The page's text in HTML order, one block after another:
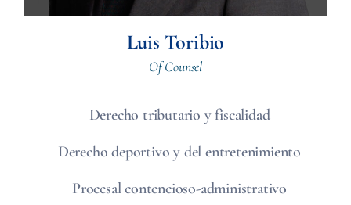
Luis Toribio
Of Counsel
Derecho tributario y fiscalidad
Derecho deportivo y del entretenimiento
Procesal contencioso-administrativo